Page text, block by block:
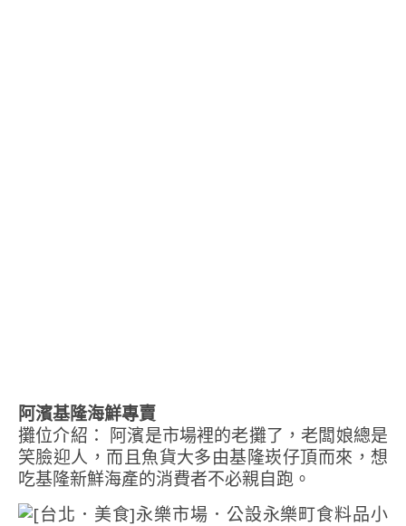
阿濱基隆海鮮專賣
攤位介紹： 阿濱是市場裡的老攤了，老闆娘總是
笑臉迎人，而且魚貨大多由基隆崁仔頂而來，想
吃基隆新鮮海產的消費者不必親自跑。